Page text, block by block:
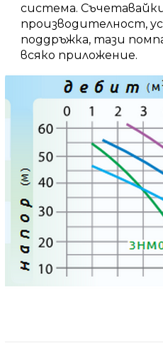
система.
производителност,
поддръжка, тази
всяко приложение.